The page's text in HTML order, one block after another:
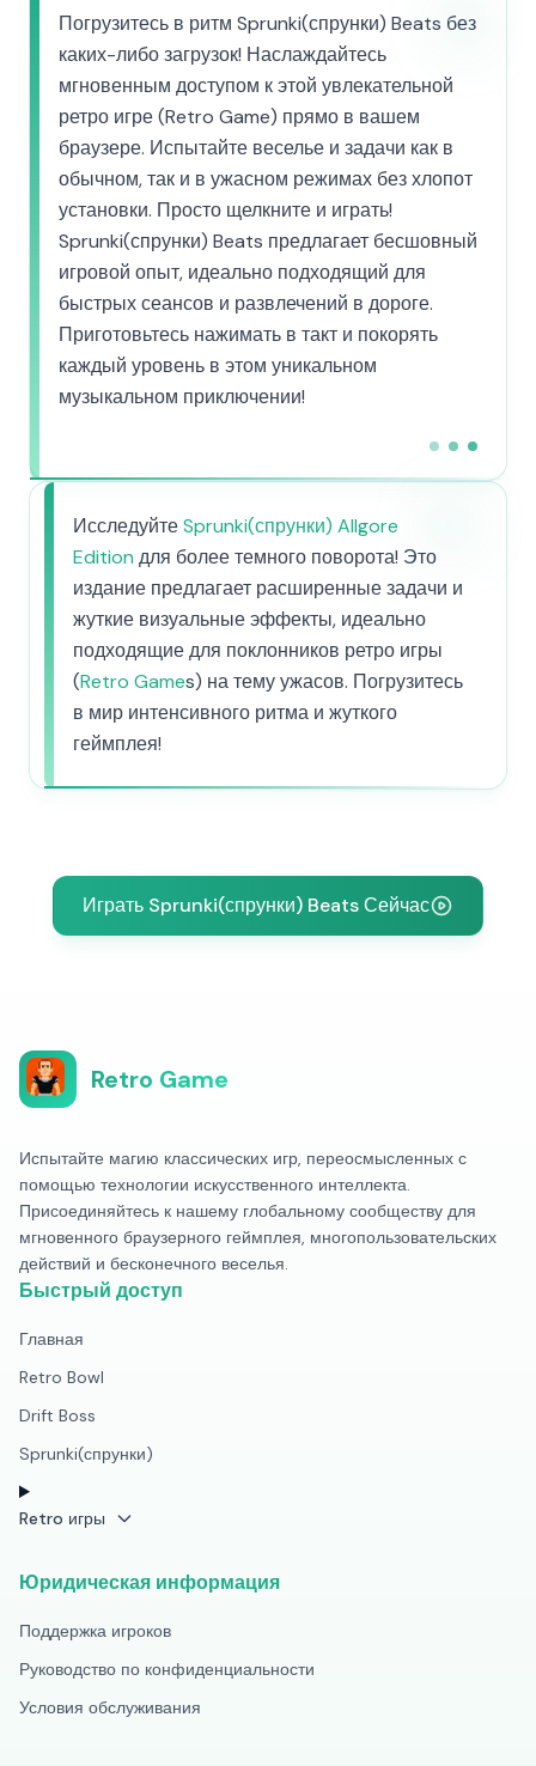
Погрузитесь в ритм Sprunki(спрунки) Beats без
каких-либо загрузок! Наслаждайтесь
мгновенным доступом к этой увлекательной
ретро игре (Retro Game) прямо в вашем
браузере. Испытайте веселье и задачи как в
обычном, так и в ужасном режимах без хлопот
установки. Просто щелкните и играть!
Sprunki(спрунки) Beats предлагает бесшовный
игровой опыт, идеально подходящий для
быстрых сеансов и развлечений в дороге.
Приготовьтесь нажимать в такт и покорять
каждый уровень в этом уникальном
музыкальном приключении!
ИсследуйтеSprunki(спрунки) Allgore
Edition для более темного поворота! Это
издание предлагает расширенные задачи и
жуткие визуальные эффекты, идеально
подходящие для поклонников ретро игры
(Retro Games) на тему ужасов. Погрузитесь
в мир интенсивного ритма и жуткого
геймплея!
Играть Sprunki(спрунки) Beats Сейчас
Retro Game
Испытайте магию классических игр, переосмысленных с
помощью технологии искусственного интеллекта.
Присоединяйтесь к нашему глобальному сообществу для
мгновенного браузерного геймплея, многопользовательских
действий и бесконечного веселья.
Быстрый доступ
Главная
Retro Bowl
Drift Boss
Sprunki(спрунки)
Retro игры
Юридическая информация
Поддержка игроков
Руководство по конфиденциальности
Условия обслуживания